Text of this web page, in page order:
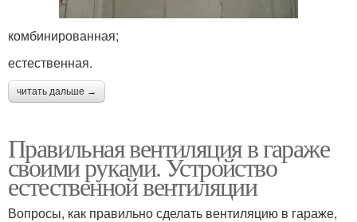
комбинированная;
естественная.
читать дальше →
Правильная вентиляция в гараже
своими руками. Устройство
естественной вентиляции
Вопросы, как правильно сделать вентиляцию в гараже,